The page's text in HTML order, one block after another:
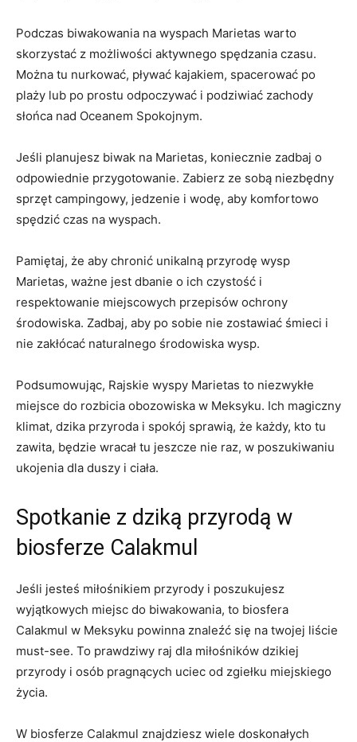
Podczas biwakowania na wyspach Marietas warto
skorzystać z możliwości aktywnego spędzania czasu.
Można tu nurkować, pływać kajakiem, spacerować po
plaży lub po prostu odpoczywać i podziwiać zachody
słońca nad Oceanem Spokojnym.
Jeśli planujesz biwak na Marietas, koniecznie zadbaj o
odpowiednie przygotowanie. Zabierz ze sobą niezbędny
sprzęt campingowy, jedzenie i wodę, aby komfortowo
spędzić czas na wyspach.
Pamiętaj, że aby chronić unikalną przyrodę wysp
Marietas, ważne jest dbanie o ich czystość i
respektowanie miejscowych przepisów ochrony
środowiska. Zadbaj, aby po sobie nie zostawiać śmieci i
nie zakłócać naturalnego środowiska wysp.
Podsumowując, Rajskie wyspy Marietas to niezwykłe
miejsce do rozbicia obozowiska w Meksyku. Ich magiczny
klimat, dzika przyroda i spokój sprawią, że każdy, kto tu
zawita, będzie wracał tu jeszcze nie raz, w poszukiwaniu
ukojenia dla duszy i ciała.
Spotkanie z dziką przyrodą w
biosferze Calakmul
Jeśli jesteś miłośnikiem przyrody i poszukujesz
wyjątkowych miejsc do biwakowania, to biosfera
Calakmul w Meksyku powinna znaleźć się na twojej liście
must-see. To prawdziwy raj dla miłośników dzikiej
przyrody i osób pragnących uciec od zgiełku miejskiego
życia.
W biosferze Calakmul znajdziesz wiele doskonałych